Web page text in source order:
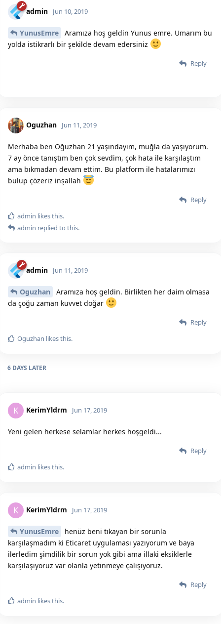
admin Jun 10, 2019
YunusEmre
Aramıza hoş geldin Yunus emre. Umarım bu
yolda istikrarlı bir şekilde devam edersiniz
Reply
Oguzhan Jun 11, 2019
Merhaba ben Oğuzhan 21 yaşındayım, muğla da yaşıyorum.
7 ay önce tanıştım ben çok sevdim, çok hata ile karşılaştım
ama bıkmadan devam ettim. Bu platform ile hatalarımızı
bulup çözeriz inşallah
Reply
admin likes this.
admin replied to this.
admin Jun 11, 2019
Oguzhan
Aramıza hoş geldin. Birlikten her daim olmasa
da çoğu zaman kuvvet doğar
Reply
Oguzhan likes this.
6 DAYS LATER
K KerimYldrm Jun 17, 2019
Yeni gelen herkese selamlar herkes hoşgeldi...
Reply
admin likes this.
K KerimYldrm Jun 17, 2019
YunusEmre
henüz beni tıkayan bir sorunla
karşılaşmadım ki Eticaret uygulaması yazıyorum ve baya
ilerledim şimdilik bir sorun yok gibi ama illaki eksiklerle
karşılaşıyoruz var olanla yetinmeye çalışıyoruz.
Reply
admin likes this.